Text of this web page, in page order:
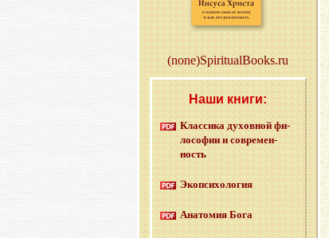
(none)SpiritualBooks.ru
Наши книги:
Клас­си­ка ду­хов­ной фи­
ло­со­фии и со­вре­мен­
ность
Эко­пси­хо­ло­гия
Ана­то­мия Бога